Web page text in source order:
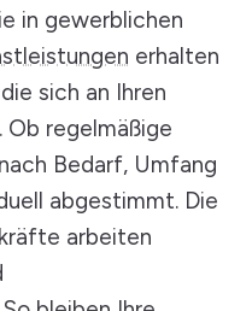
in gewerblichen
erhalten
sich an Ihren
regelmäßige
Bedarf, Umfang
abgestimmt. Die
arbeiten